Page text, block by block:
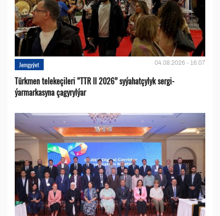
Jemgyýet 04.08.2026 - 16:07
Türkmen telekeçileri “TTR II 2026” syýahatçylyk sergi-
ýarmarkasyna çagyrylýar